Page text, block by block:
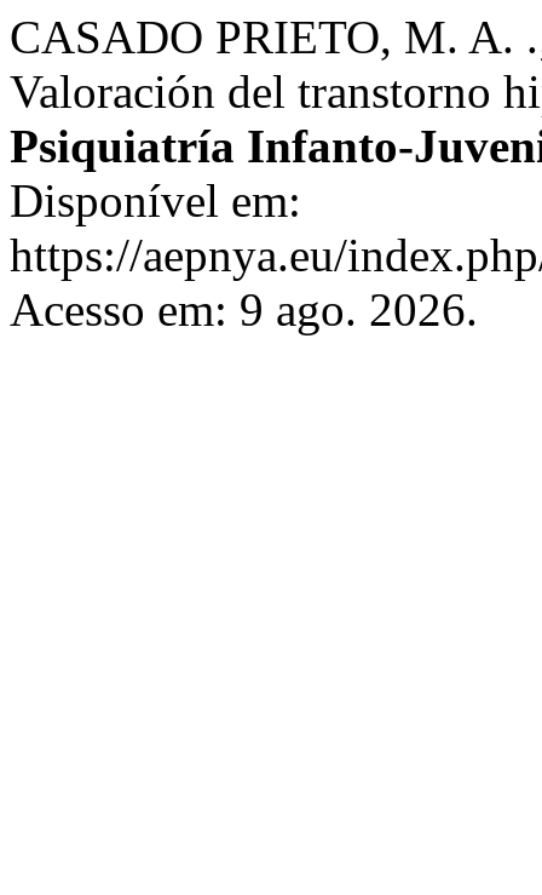
CASADO PRIETO, M.
Valoración del transtorno
Psiquiatría Infanto-
Disponível em:
https://aepnya.eu/
Acesso em: 9 ago. 2026.